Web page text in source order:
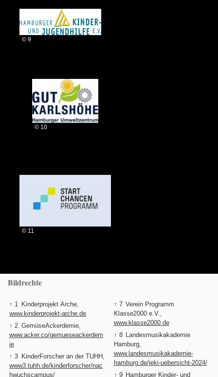
© 9
© 10
© 11
Bildrechte
↑ 1
Kinderprojekt Arche,
www.kinderprojekt-arche.de
↑ 2 GemüseAckerdemie,
www.acker.co/gemueseackerdem
ie
↑ 3 KinderForscher an der TUHH,
www3.tuhh.de/kinderforscher/nac
hwuchscampus/
↑ 7 Verein Programm
Klasse2000 e.V.,
www.klasse2000.de
↑ 8 Landesmusikakademie
Hamburg,
www.landesmusikakademie-
hamburg.de/jeki-uebersicht-2024/
↑ 9 Hamburger Kinder- und